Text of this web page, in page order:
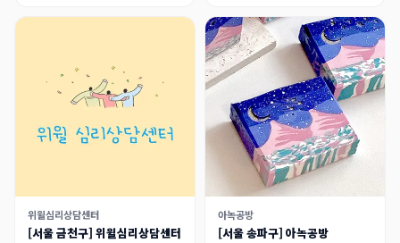
위윌심리상담센터
[서울 금천구] 위윌심리상담센터
아녹공방
[서울 송파구] 아녹공방